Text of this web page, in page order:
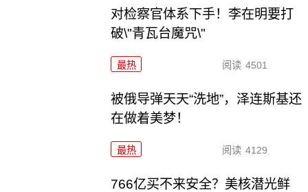
对检察官体系下手！李在明要打
破\"青瓦台魔咒\"
最热 阅读 4501
被俄导弹天天“洗地”，泽连斯基还
在做着美梦！
最热 阅读 4129
766亿买不来安全？美核潜光鲜